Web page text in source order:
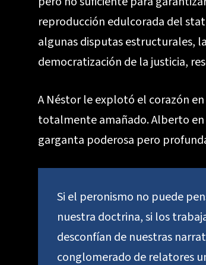
reproducción edulcorada del
algunas disputas estructurales,
democratización de la justicia,
A Néstor le explotó el corazón
totalmente amañado. Alberto en
garganta poderosa pero
Si el peronismo no puede
nuestra doctrina, si los
desconfían de nuestras
conglomerado de relatores